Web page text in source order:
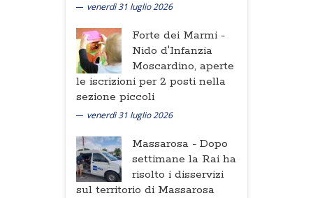
venerdì 31 luglio 2026
Forte dei Marmi -
Nido d'Infanzia
Moscardino, aperte
le iscrizioni per 2 posti nella
sezione piccoli
venerdì 31 luglio 2026
Massarosa - Dopo
settimane la Rai ha
risolto i disservizi
sul territorio di Massarosa